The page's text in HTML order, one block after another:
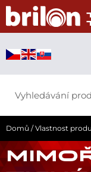
Přeskočit
obsah
Domů / Vlastnost